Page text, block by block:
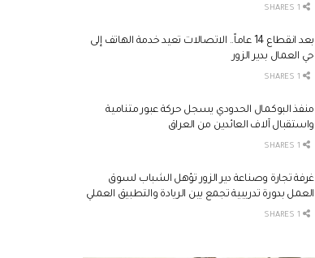
بعد انقطاع 14 عاماً.. الاتصالات تعيد خدمة الهاتف إلى
حي العمال بدير الزور
منفذ البوكمال الحدودي يسجل حركة عبور متنامية
واستقبال آلاف العائدين من العراق
غرفة تجارة وصناعة دير الزور تؤهل الشباب لسوق
العمل بدورة تدريبية تجمع بين الريادة والتطبيق العملي